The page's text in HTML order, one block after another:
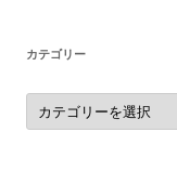
カテゴリー
カ
テ
ゴ